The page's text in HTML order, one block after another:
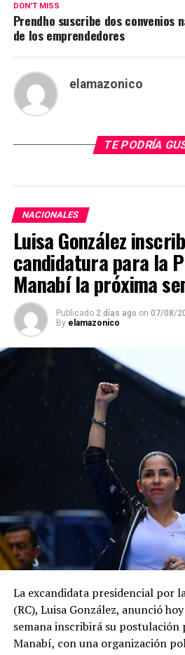
DON'T MISS
Prendho suscribe dos convenios
de los emprendedores
elamazonico
TE PODRÍA
NACIONALES
Luisa González
candidatura para la
Manabí la próxima
Publicado 2 días ago on 07/08/
By elamazonico
La excandidata presidencial por
(RC), Luisa González, anunció
semana inscribirá su postulación
Manabí, con una organización